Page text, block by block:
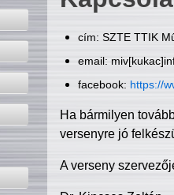
cím: SZTE TTIK
email:
facebook: https://
Ha bármilyen
versenyre jó
A verseny